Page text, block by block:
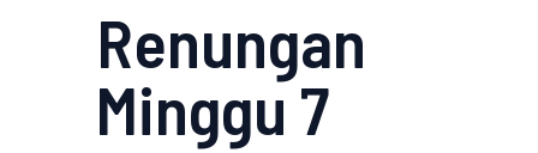
Renungan
Minggu 7